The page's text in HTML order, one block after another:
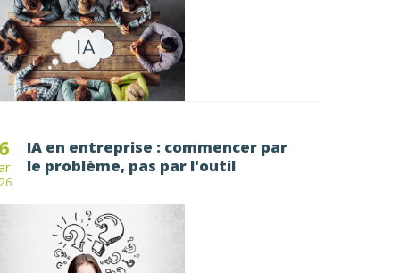
IA en entreprise : commencer par
le problème, pas par l'outil